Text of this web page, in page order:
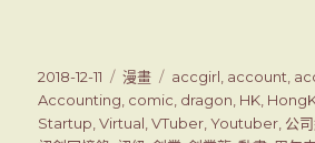
發
表
於
2018-12-11
分
類
漫畫
標
籤
accgirl account
Accounting comic dragon HK
Startup ,Virtual ,VTuber ,Youtuber 公